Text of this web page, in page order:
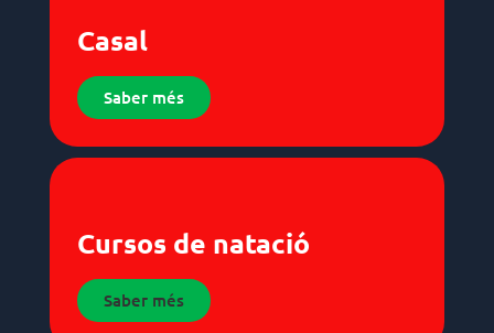
Casal
Saber més
Cursos de natació
Saber més